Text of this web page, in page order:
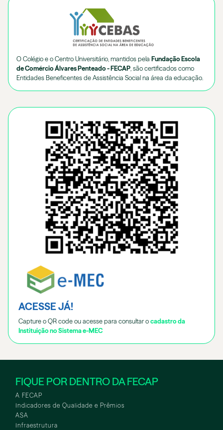
O Colégio e o Centro Universitário, mantidos pela Fundação Escola
de Comércio Álvares Penteado - FECAP , são certificados como
Entidades Beneficentes de Assistência Social na área da educação.
ACESSE JÁ!
Capture o QR code ou acesse para consultar o cadastro da
Instituição no Sistema e-MEC
FIQUE POR DENTRO DA FECAP
A FECAP
Indicadores de Qualidade e Prêmios
ASA
Infraestrutura